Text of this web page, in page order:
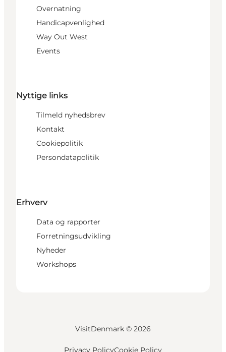
Overnatning
Handicapvenlighed
Way Out West
Events
Nyttige links
Tilmeld nyhedsbrev
Kontakt
Cookiepolitik
Persondatapolitik
Erhverv
Data og rapporter
Forretningsudvikling
Nyheder
Workshops
VisitDenmark © 2026
Privacy PolicyCookie Policy